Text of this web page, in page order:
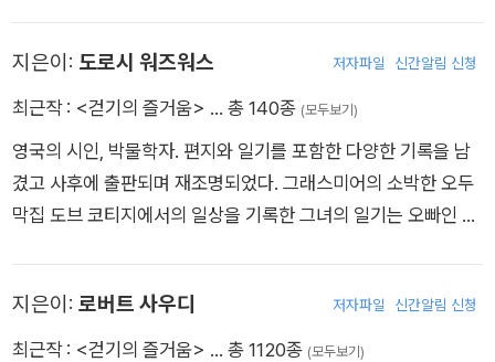
정신이상에 걸렸다는 소문이 돌기도 했다. 『애슬린과 던베인의
성』(1789), 『시실리안 로맨스』(1790), 『숲속의 로맨스』(1791),
블론드빌』(사후 출간, 1826), 이 여섯 편의 장편소설을 출간했다.
의 시적 재능과 소명을 확신하게 되었다. 여동생 도러시 그리고
벗 콜리지와의 문학적 교류로 유명하며, 그 결실이 바로 낭만주의
고, 1850년 4월 23일에 사망할 때까지 수많은 주옥같은 작품을
남겼다. 대표작으로 「저녁 산책」 『서술적 소묘들』 『변방 사람들』
『폐허가 된 오두막』 「틴턴 사원」 『루시 시편들』 「솔즈베리 평원
기행」 『그래스미어 고향집』 『서곡』 「마이클」 「결심과 독립」 「의무
에 부치는 송가」 『영혼불멸의 송가』 『소요』 『라일스톤의 하얀 암
지은이: 도로시 워즈워스 저자파일 신간알림 신청
최근작 : <걷기의 즐거움> … 총 140종 (모두보기)
영국의 시인, 박물학자. 편지와 일기를 포함한 다양한 기록을 남
겼고 사후에 출판되며 재조명되었다. 그래스미어의 소박한 오두
막집 도브 코티지에서의 일상을 기록한 그녀의 일기는 오빠인 윌
지은이: 로버트 사우디 저자파일 신간알림 신청
최근작 : <걷기의 즐거움> … 총 1120종 (모두보기)